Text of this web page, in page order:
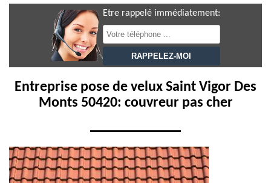
Etre rappelé immédiatement:
Entreprise pose de velux Saint Vigor Des
Monts 50420: couvreur pas cher